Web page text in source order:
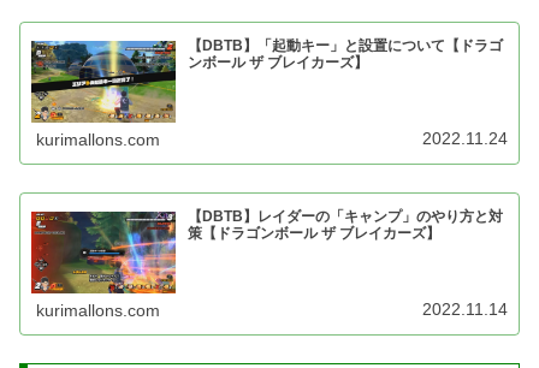
【DBTB】「起動キー」と設置について【ドラゴ
ンボール ザ ブレイカーズ】
kurimallons.com 2022.11.24
【DBTB】レイダーの「キャンプ」のやり方と対
策【ドラゴンボール ザ ブレイカーズ】
kurimallons.com 2022.11.14